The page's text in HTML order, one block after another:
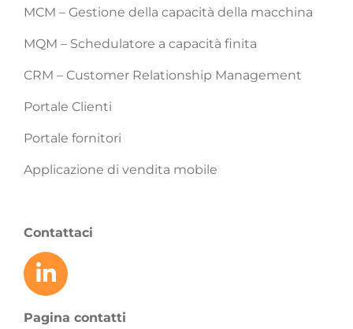
MCM – Gestione della capacità della macchina
MQM – Schedulatore a capacità finita
CRM – Customer Relationship Management
Portale Clienti
Portale fornitori
Applicazione di vendita mobile
Contattaci
Pagina contatti